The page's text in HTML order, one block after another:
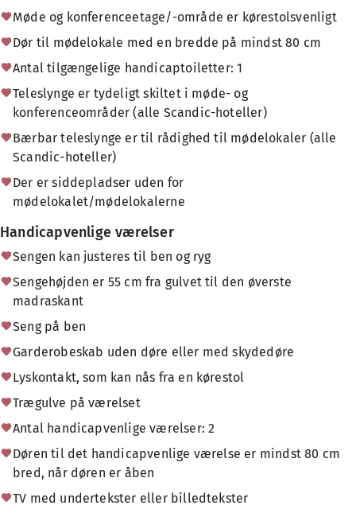
Møde og konferenceetage/-område er kørestolsvenligt
Dør til mødelokale med en bredde på mindst 80 cm
Antal tilgængelige handicaptoiletter: 1
Teleslynge er tydeligt skiltet i møde- og
konferenceområder (alle Scandic-hoteller)
Bærbar teleslynge er til rådighed til mødelokaler (alle
Scandic-hoteller)
Der er siddepladser uden for
mødelokalet/mødelokalerne
Handicapvenlige værelser
Sengen kan justeres til ben og ryg
Sengehøjden er 55 cm fra gulvet til den øverste
madraskant
Seng på ben
Garderobeskab uden døre eller med skydedøre
Lyskontakt, som kan nås fra en kørestol
Trægulve på værelset
Antal handicapvenlige værelser: 2
Døren til det handicapvenlige værelse er mindst 80 cm
bred, når døren er åben
TV med undertekster eller billedtekster